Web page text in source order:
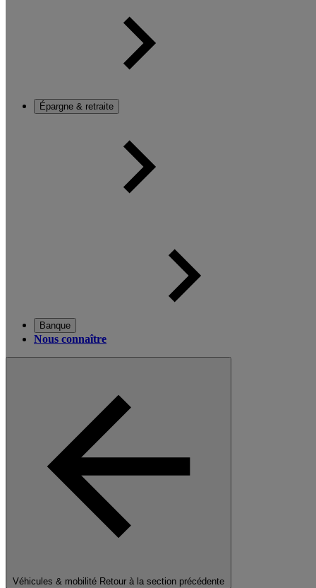
Épargne & retraite
Banque
Nous connaître
Véhicules & mobilité Retour à la section précédente